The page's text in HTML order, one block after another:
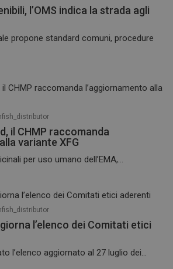
l’OMS indica la strada agli
propone standard comuni, procedure
il CHMP raccomanda
variante XFG
per uso umano dell’EMA,...
l’elenco dei Comitati etici
l’elenco aggiornato al 27 luglio dei...